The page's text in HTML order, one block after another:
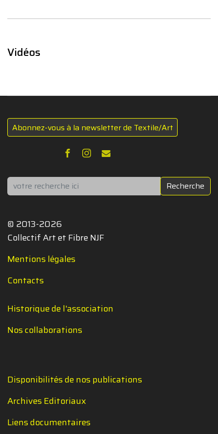
Vidéos
Abonnez-vous à la newsletter de Textile/Art
Rechercher Recherche
© 2013-2026
Collectif Art et Fibre NJF
Mentions légales
Contacts
Historique de l'association
Nos collaborations
Disponibilités de nos publications
Archives Editoriaux
Liens documentaires